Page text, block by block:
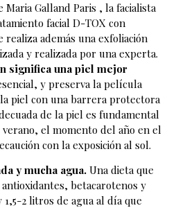
Maria Galland Paris , la facialista
facial D-TOX con
realiza además una exfoliación
y realizada por una experta.
significa una piel mejor
y preserva la película
piel con una barrera protectora
de la piel es fundamental
el momento del año en el
con la exposición al sol.
y mucha agua. Una dieta que
betacarotenos y
2 litros de agua al día que